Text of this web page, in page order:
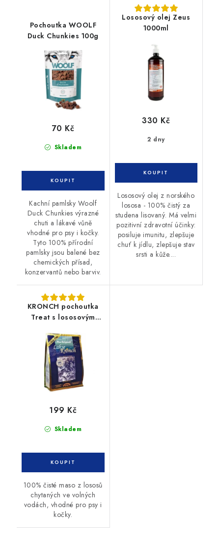
Pochoutka WOOLF
Duck Chunkies 100g
Skladem
70 Kč
Kachní pamlsky Woolf
Duck Chunkies výrazné
chuti a lákavé vůně
vhodné pro psy i kočky.
Tyto 100% přírodní
pamlsky jsou balené bez
chemických přísad,
konzervantů nebo barviv.
Lososový olej Zeus
1000ml
2 dny
330 Kč
Lososový olej z norského
lososa - 100% čistý za
studena lisovaný. Má velmi
pozitivní zdravotní účinky:
posiluje imunitu, zlepšuje
chuť k jídlu, zlepšuje stav
srsti a kůže....
KRONCH pochoutka
Treat s lososovým
Skladem
199 Kč
100% čisté maso z lososů
chytaných ve volných
vodách, vhodné pro psy i
kočky.